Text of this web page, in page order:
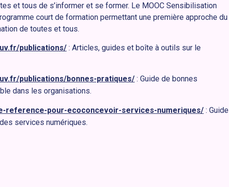
et tous de s’informer et se former. Le MOOC Sensibilisation
court de formation permettant une première approche du
de toutes et tous.
publications/ : Articles, guides et boîte à outils sur le
publications/bonnes-pratiques/ : Guide de bonnes
dans les organisations.
reference-pour-ecoconcevoir-services-numeriques/ : Guide
services numériques.